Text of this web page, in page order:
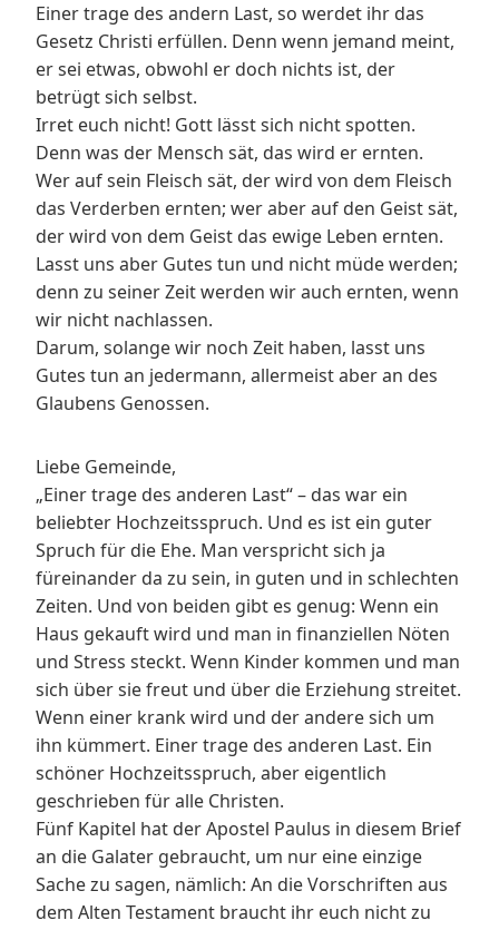
Einer trage des andern Last, so werdet ihr das
Gesetz Christi erfüllen. Denn wenn jemand meint,
er sei etwas, obwohl er doch nichts ist, der
betrügt sich selbst.
Irret euch nicht! Gott lässt sich nicht spotten.
Denn was der Mensch sät, das wird er ernten.
Wer auf sein Fleisch sät, der wird von dem Fleisch
das Verderben ernten; wer aber auf den Geist sät,
der wird von dem Geist das ewige Leben ernten.
Lasst uns aber Gutes tun und nicht müde werden;
denn zu seiner Zeit werden wir auch ernten, wenn
wir nicht nachlassen.
Darum, solange wir noch Zeit haben, lasst uns
Gutes tun an jedermann, allermeist aber an des
Glaubens Genossen.
Liebe Gemeinde,
„Einer trage des anderen Last“ – das war ein
beliebter Hochzeitsspruch. Und es ist ein guter
Spruch für die Ehe. Man verspricht sich ja
füreinander da zu sein, in guten und in schlechten
Zeiten. Und von beiden gibt es genug: Wenn ein
Haus gekauft wird und man in finanziellen Nöten
und Stress steckt. Wenn Kinder kommen und man
sich über sie freut und über die Erziehung streitet.
Wenn einer krank wird und der andere sich um
ihn kümmert. Einer trage des anderen Last. Ein
schöner Hochzeitsspruch, aber eigentlich
geschrieben für alle Christen.
Fünf Kapitel hat der Apostel Paulus in diesem Brief
an die Galater gebraucht, um nur eine einzige
Sache zu sagen, nämlich: An die Vorschriften aus
dem Alten Testament braucht ihr euch nicht zu